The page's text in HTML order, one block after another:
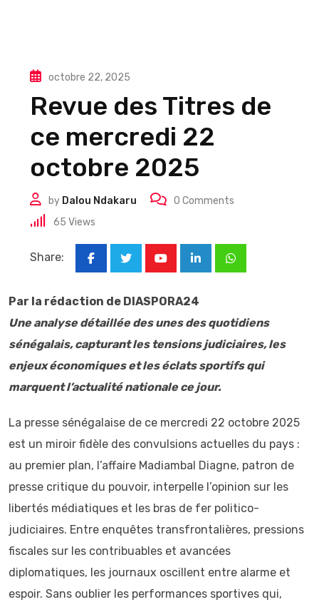
octobre 22, 2025
Revue des Titres de
ce mercredi 22
octobre 2025
by Dalou Ndakaru 0 Comments
65 Views
Share:
LinkedInWhatsapp
Par la rédaction de DIASPORA24
Une analyse détaillée des unes des quotidiens
sénégalais, capturant les tensions judiciaires, les
enjeux économiques et les éclats sportifs qui
marquent l’actualité nationale ce jour.
La presse sénégalaise de ce mercredi 22 octobre 2025
est un miroir fidèle des convulsions actuelles du pays :
au premier plan, l’affaire Madiambal Diagne, patron de
presse critique du pouvoir, interpelle l’opinion sur les
libertés médiatiques et les bras de fer politico-
judiciaires. Entre enquêtes transfrontalières, pressions
fiscales sur les contribuables et avancées
diplomatiques, les journaux oscillent entre alarme et
espoir. Sans oublier les performances sportives qui,